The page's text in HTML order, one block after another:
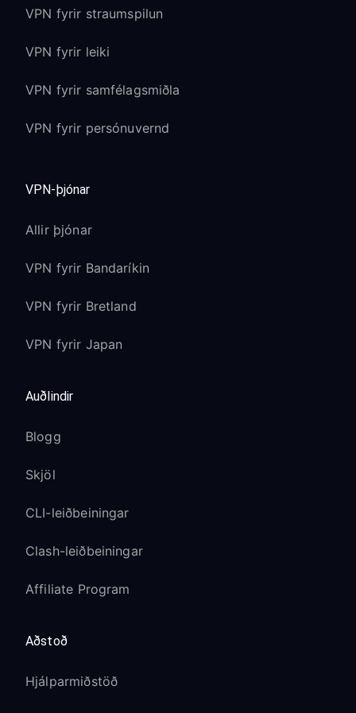
VPN fyrir straumspilun
VPN fyrir leiki
VPN fyrir samfélagsmiðla
VPN fyrir persónuvernd
VPN-þjónar
Allir þjónar
VPN fyrir Bandaríkin
VPN fyrir Bretland
VPN fyrir Japan
Auðlindir
Blogg
Skjöl
CLI-leiðbeiningar
Clash-leiðbeiningar
Affiliate Program
Aðstoð
Hjálparmiðstöð